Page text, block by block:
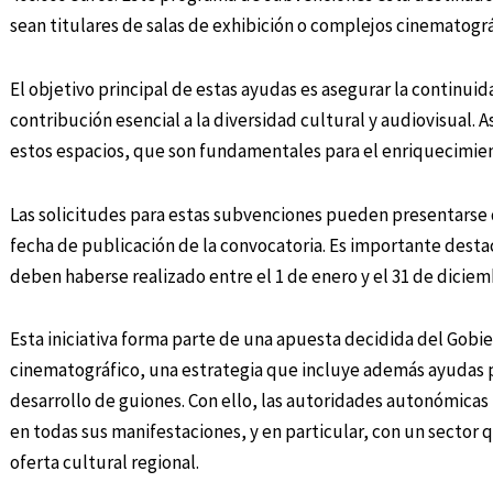
sean titulares de salas de exhibición o complejos
El objetivo principal de estas ayudas es asegurar la
contribución esencial a la diversidad cultural y audiovisual.
estos espacios, que son fundamentales para el
Las solicitudes para estas subvenciones pueden
fecha de publicación de la convocatoria. Es importante
deben haberse realizado entre el 1 de enero y el 31 de
Esta iniciativa forma parte de una apuesta decidida del
cinematográfico, una estrategia que incluye además
desarrollo de guiones. Con ello, las autoridades
en todas sus manifestaciones, y en particular, con un
oferta cultural regional.